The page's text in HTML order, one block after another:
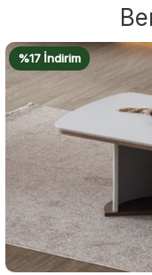
%18 İndirim